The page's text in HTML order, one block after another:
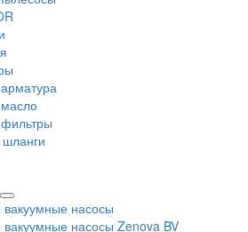
насосы
насосы Zenova BV